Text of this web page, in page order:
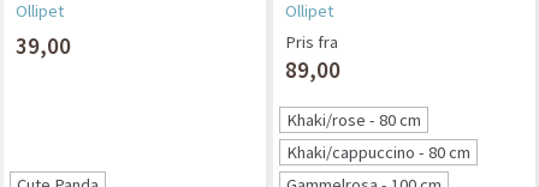
Ollipet
39,00
Ollipet
Pris fra
89,00
Khaki/rose - 80 cm
Khaki/cappuccino - 80 cm